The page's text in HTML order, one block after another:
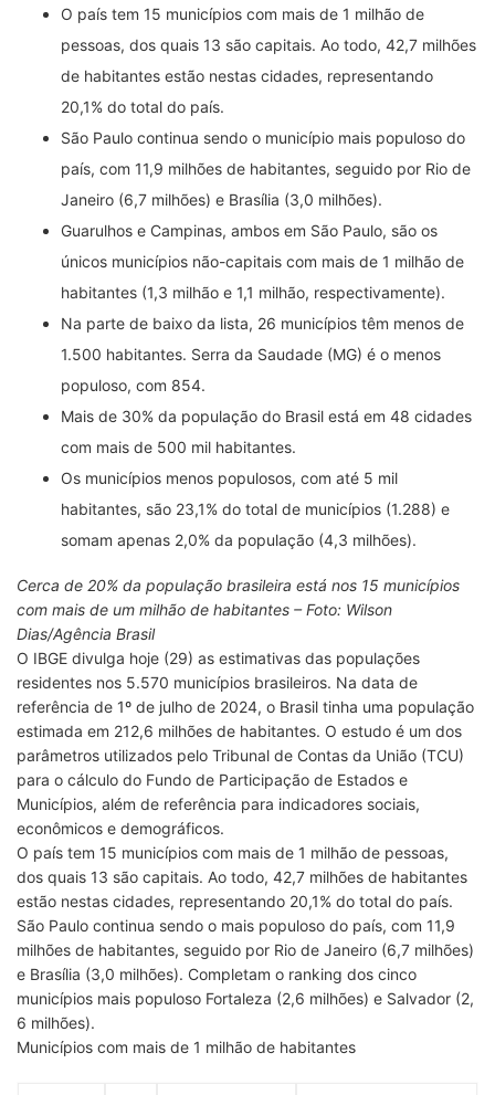
O país tem 15 municípios com mais de 1 milhão de
pessoas, dos quais 13 são capitais. Ao todo, 42,7 milhões
de habitantes estão nestas cidades, representando
20,1% do total do país.
São Paulo continua sendo o município mais populoso do
país, com 11,9 milhões de habitantes, seguido por Rio de
Janeiro (6,7 milhões) e Brasília (3,0 milhões).
Guarulhos e Campinas, ambos em São Paulo, são os
únicos municípios não-capitais com mais de 1 milhão de
habitantes (1,3 milhão e 1,1 milhão, respectivamente).
Na parte de baixo da lista, 26 municípios têm menos de
1.500 habitantes. Serra da Saudade (MG) é o menos
populoso, com 854.
Mais de 30% da população do Brasil está em 48 cidades
com mais de 500 mil habitantes.
Os municípios menos populosos, com até 5 mil
habitantes, são 23,1% do total de municípios (1.288) e
somam apenas 2,0% da população (4,3 milhões).
Cerca de 20% da população brasileira está nos 15 municípios
com mais de um milhão de habitantes – Foto: Wilson
Dias/Agência Brasil
O IBGE divulga hoje (29) as estimativas das populações
residentes nos 5.570 municípios brasileiros. Na data de
referência de 1º de julho de 2024, o Brasil tinha uma população
estimada em 212,6 milhões de habitantes. O estudo é um dos
parâmetros utilizados pelo Tribunal de Contas da União (TCU)
para o cálculo do Fundo de Participação de Estados e
Municípios, além de referência para indicadores sociais,
econômicos e demográficos.
O país tem 15 municípios com mais de 1 milhão de pessoas,
dos quais 13 são capitais. Ao todo, 42,7 milhões de habitantes
estão nestas cidades, representando 20,1% do total do país.
São Paulo continua sendo o mais populoso do país, com 11,9
milhões de habitantes, seguido por Rio de Janeiro (6,7 milhões)
e Brasília (3,0 milhões). Completam o ranking dos cinco
municípios mais populoso Fortaleza (2,6 milhões) e Salvador (2,
6 milhões).
Municípios com mais de 1 milhão de habitantes